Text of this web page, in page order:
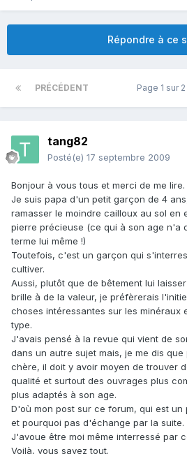
Répondre à ce
PRÉCÉDENT Page 1 sur 2
tang82
Posté(e) 17 septembre 2009
Bonjour à vous tous et merci de me lire.
Je suis papa d'un petit garçon de 4
ramasser le moindre cailloux au sol en
pierre précieuse (ce qui à son age n'a
terme lui même !)
Toutefois, c'est un garçon qui
cultiver.
Aussi, plutôt que de bêtement lui
brille à de la valeur, je préfèrerais
choses intéressantes sur les minéraux
type.
J'avais pensé à la revue qui vient de
dans un autre sujet mais, je me dis
chère, il doit y avoir moyen de trouver
qualité et surtout des ouvrages plus
plus adaptés à son age.
D'où mon post sur ce forum, qui est un
et pourquoi pas d'échange par la suite.
J'avoue être moi même interressé par
Voilà, vous savez tout.